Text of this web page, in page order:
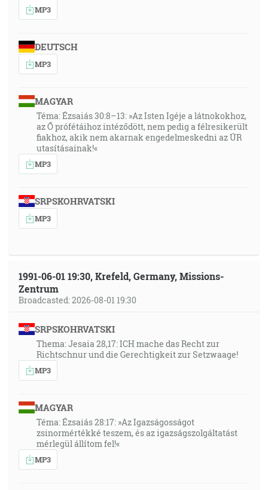
MP3
DEUTSCH
MP3
MAGYAR
Téma: Ézsaiás 30:8–13: »Az Isten Igéje a látnokokhoz,
az Ő prófétáihoz intéződött, nem pedig a félresikerült
fiakhoz, akik nem akarnak engedelmeskedni az ÚR
utasításainak!«
MP3
SRPSKOHRVATSKI
MP3
1991-06-01 19:30, Krefeld, Germany, Missions-
Zentrum
Broadcasted: 2026-08-01 19:30
SRPSKOHRVATSKI
Thema: Jesaia 28,17: ICH mache das Recht zur
Richtschnur und die Gerechtigkeit zur Setzwaage!
MP3
MAGYAR
Téma: Ézsaiás 28:17: »Az Igazságosságot
zsinormértékké teszem, és az igazságszolgáltatást
mérlegül állítom fel!«
MP3